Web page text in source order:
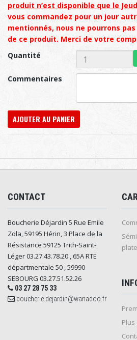
produit n’est disponible que le
vous commandez pour un jour
mentionnés, nous ne pourrons
de ce produit. Merci de votre
Quantité
Commentaires
AJOUTER AU PANIER
CONTACT
Boucherie Déjardin 5 Rue Emile
Zola, 59195 Hérin, 3 Place de la
Résistance 59125 Trith-Saint-
Léger 03.27.43.78.20 , 65A RTE
départmentale 50 , 59990
SEBOURG 03.27.51.52.26
03 27 28 75 33
boucherie.dejardin@wanadoo.fr